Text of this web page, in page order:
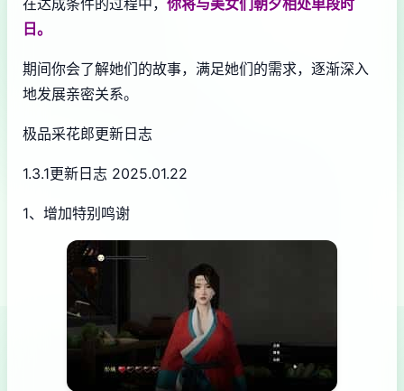
在达成条件的过程中， 你将与美女们朝夕相处单段时
日。
期间你会了解她们的故事，满足她们的需求，逐渐深入
地发展亲密关系。
极品采花郎更新日志
1.3.1更新日志 2025.01.22
1、增加特别鸣谢